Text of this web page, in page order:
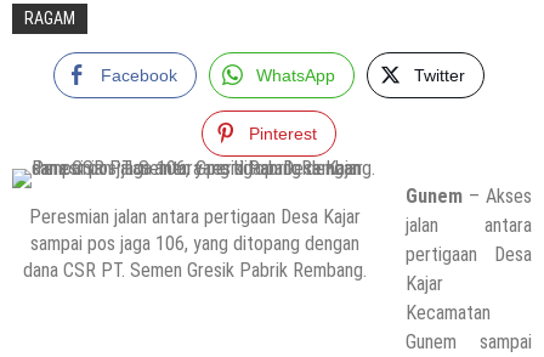
RAGAM
Facebook WhatsApp Twitter
Pinterest
Peresmian jalan antara pertigaan Desa Kajar
sampai pos jaga 106, yang ditopang dengan
dana CSR PT. Semen Gresik Pabrik Rembang.
Gunem – Akses
jalan antara
pertigaan Desa
Kajar
Kecamatan
Gunem sampai